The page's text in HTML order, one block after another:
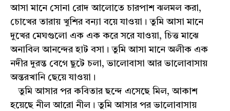
আসা মানে সোনা রোদ আলোতে চারপাশ ঝলমল করা,
চোখের তারায় খুশির বন্যা বয়ে যাওয়া। তুমি আসা মানে
দুখের মেঘগুলো এক এক করে সরে যাওয়া, চিত্ত মাঝে
অনাবিল আনন্দের হাট বসা। তুমি আসা মানে অলীক এক
নদীর দুরন্ত বেগে ছুটে চলা, ভালোবাসা আর ভালোবাসায়
অন্তরখানি ছেয়ে যাওয়া।
তুমি আসার পর কবিতার ছন্দে এসেছে মিল, আকাশ
হয়েছে নীল আরো নীল। তুমি আসার পর ভালোবাসায়